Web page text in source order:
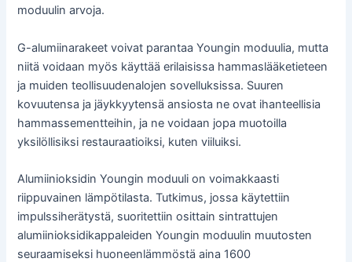
moduulin arvoja.
G-alumiinarakeet voivat parantaa Youngin moduulia, mutta
niitä voidaan myös käyttää erilaisissa hammaslääketieteen
ja muiden teollisuudenalojen sovelluksissa. Suuren
kovuutensa ja jäykkyytensä ansiosta ne ovat ihanteellisia
hammassementteihin, ja ne voidaan jopa muotoilla
yksilöllisiksi restauraatioiksi, kuten viiluiksi.
Alumiinioksidin Youngin moduuli on voimakkaasti
riippuvainen lämpötilasta. Tutkimus, jossa käytettiin
impulssiherätystä, suoritettiin osittain sintrattujen
alumiinioksidikappaleiden Youngin moduulin muutosten
seuraamiseksi huoneenlämmöstä aina 1600